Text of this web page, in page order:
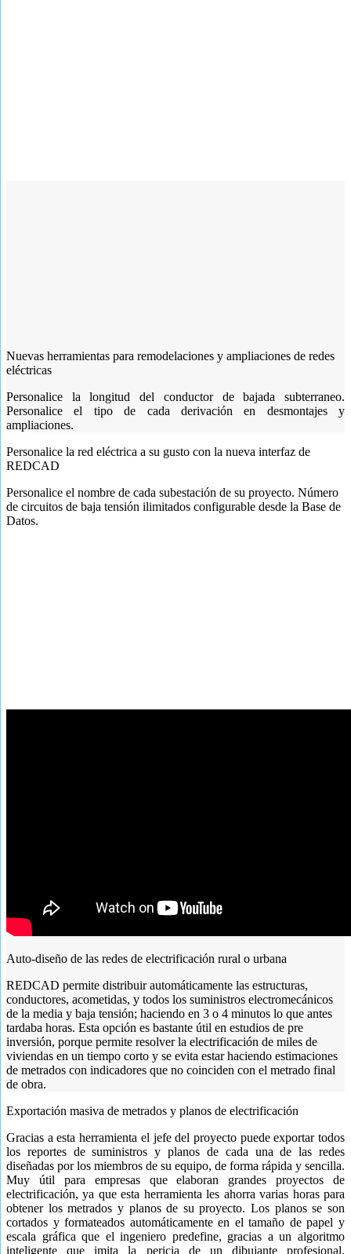
Nuevas herramientas para remodelaciones y ampliaciones de redes
eléctricas
Personalice la longitud del conductor de bajada subterraneo.
Personalice el tipo de cada derivación en desmontajes y
ampliaciones.
Personalice la red eléctrica a su gusto con la nueva interfaz de
REDCAD
Personalice el nombre de cada subestación de su proyecto. Número
de circuitos de baja tensión ilimitados configurable desde la Base de
Datos.
Auto-diseño de las redes de electrificación rural o urbana
REDCAD permite distribuir automáticamente las estructuras,
conductores, acometidas, y todos los suministros electromecánicos
de la media y baja tensión; haciendo en 3 o 4 minutos lo que antes
tardaba horas. Esta opción es bastante útil en estudios de pre
inversión, porque permite resolver la electrificación de miles de
viviendas en un tiempo corto y se evita estar haciendo estimaciones
de metrados con indicadores que no coinciden con el metrado final
de obra.
Exportación masiva de metrados y planos de electrificación
Gracias a esta herramienta el jefe del proyecto puede exportar todos
los reportes de suministros y planos de cada una de las redes
diseñadas por los miembros de su equipo, de forma rápida y sencilla.
Muy útil para empresas que elaboran grandes proyectos de
electrificación, ya que esta herramienta les ahorra varias horas para
obtener los metrados y planos de su proyecto. Los planos se son
cortados y formateados automáticamente en el tamaño de papel y
escala gráfica que el ingeniero predefine, gracias a un algoritmo
inteligente que imita la pericia de un dibujante profesional.